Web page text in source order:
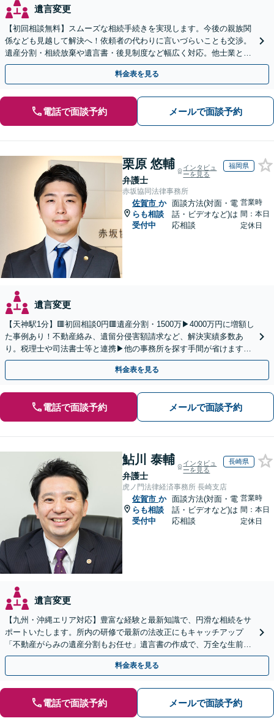
遺言変更
【初回相談無料】スムーズな相続手続きを実現します。今後の親族関
係なども見越して解決へ！依頼者の代わりに言いづらいことも交渉。
遺産分割・相続放棄や遺言書・後見制度など幅広く対応。他士業との
連携も可【夜間休日相談可】【法テラス可】
料金表を見る
電話で面談予約 メールで面談予約
栗原 悠輔
弁護士
インタビュ
ーを見る
福岡県
赤坂協同法律事務所
佐賀市 か
らも相談
受付中
面談方法(対面・電
話・ビデオなど)は
応相談
営業時
間：本日
定休日
遺言変更
【天神駅1分】🟥初回相談0円🟥遺産分割・1500万▶4000万円に増額し
た事例あり！不動産絡み、遺留分侵害額請求など、解決実績多数あ
り。税理士や司法書士等と連携▶他の事務所を探す手間が省けます！
不動産会社と連携し無料査定&財産調査も◎
料金表を見る
電話で面談予約 メールで面談予約
鮎川 泰輔
弁護士
インタビュ
ーを見る
長崎県
虎ノ門法律経済事務所 長崎支店
佐賀市 か
らも相談
受付中
面談方法(対面・電
話・ビデオなど)は
応相談
営業時
間：本日
定休日
遺言変更
【九州・沖縄エリア対応】豊富な経験と最新知識で、円滑な相続をサ
ポートいたします。所内の研修で最新の法改正にもキャッチアップ
「不動産がらみの遺産分割もお任せ」遺言書の作成で、万全な生前対
策をおこないましょう【夜間・休日面談可】
料金表を見る
電話で面談予約 メールで面談予約